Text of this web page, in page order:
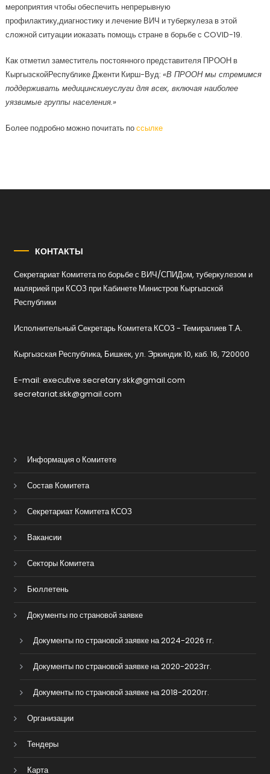
мероприятия чтобы обеспечить непрерывную
профилактику,диагностику и лечение ВИЧ и туберкулеза в этой
сложной ситуации иоказать помощь стране в борьбе с COVID-19.
Как отметил заместитель постоянного представителя ПРООН в
КыргызскойРеспублике Дженти Кирш-Вуд: «В ПРООН мы стремимся
поддерживать медицинскиеуслуги для всех, включая наиболее
уязвимые группы населения.»
Более подробно можно почитать поссылке
КОНТАКТЫ
Секретариат Комитета по борьбе с ВИЧ/СПИДом, туберкулезом и
малярией при КСОЗ при Кабинете Министров Кыргызской
Республики
Исполнительный Секретарь Комитета КСОЗ - Темиралиев Т.А.
Кыргызская Республика, Бишкек, ул. Эркиндик 10, каб. 16, 720000
E-mail: executive.secretary.skk@gmail.com
secretariat.skk@gmail.com
Информация о Комитете
Состав Комитета
Секретариат Комитета КСОЗ
Вакансии
Секторы Комитета
Бюллетень
Документы по страновой заявке
Документы по страновой заявке на 2024-2026 гг.
Документы по страновой заявке на 2020-2023гг.
Документы по страновой заявке на 2018-2020гг.
Организации
Тендеры
Карта